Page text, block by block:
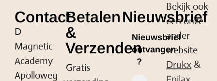
Contact
D
Magnetic
Academy
Apolloweg
Betalen
&
Verzenden
Gratis
Nieuwsbrief
Nieuwsbrief
ontvangen
?
Bekijk ook
een onze
ander
website
Drukx &